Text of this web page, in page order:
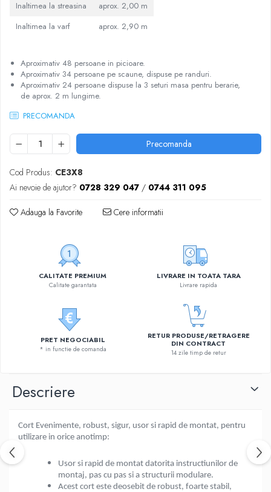
Inaltimea la streasina
aprox. 2,00 m
Inaltimea la varf
aprox. 2,90 m
Aproximativ 48 persoane in picioare.
Aproximativ 34 persoane pe scaune, dispuse pe randuri.
Aproximativ 24 persoane dispuse la 3 seturi masa pentru berarie,
de aprox. 2 m lungime.
PRECOMANDA
Precomanda
Cod Produs: CE3X8
Ai nevoie de ajutor? 0728 329 047 / 0744 311 095
Adauga la Favorite Cere informatii
CALITATE PREMIUM
Calitate garantata
LIVRARE IN TOATA TARA
Livrare rapida
PRET NEGOCIABIL
* in functie de comanda
RETUR PRODUSE/RETRAGERE
DIN CONTRACT
14 zile timp de retur
Descriere
Cort Evenimente, robust, sigur, usor si rapid de montat, pentru
utilizare in orice anotimp:
Usor si rapid de montat datorita instructiunilor de
montaj, pas cu pas si a structurii modulare.
Acest cort este deosebit de robust, foarte stabil,